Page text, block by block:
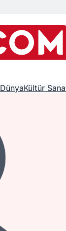
DünyaKültür